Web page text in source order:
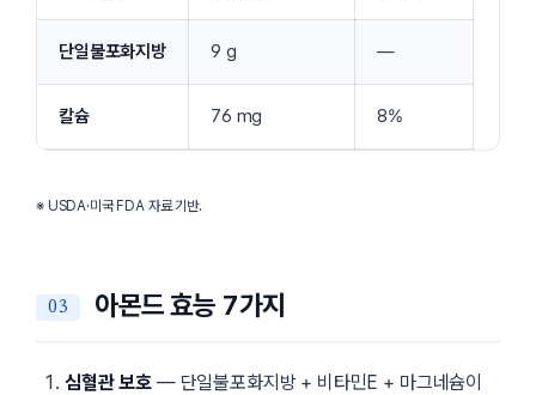
단일불포화지방 9 g —
칼슘 76 mg 8%
※ USDA·미국 FDA 자료 기반.
아몬드 효능 7가지
심혈관 보호 — 단일불포화지방 + 비타민E + 마그네슘이